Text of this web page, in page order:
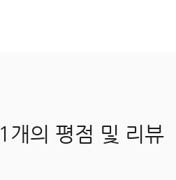
1개의 평점 및 리뷰